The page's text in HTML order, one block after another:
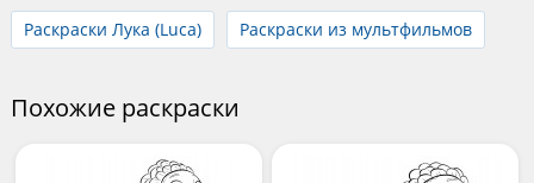
Раскраски Лука (Luca)
Раскраски из мультфильмов
Похожие раскраски